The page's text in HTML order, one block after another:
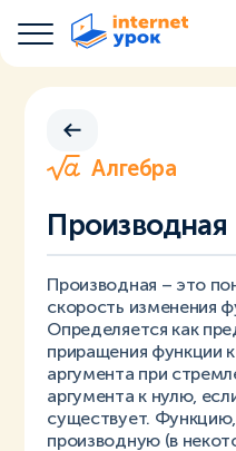
Алгебра
Производная
Производная – это
скорость изменения
Определяется как
приращения функции
аргумента при
аргумента к нулю,
существует.
производную (в